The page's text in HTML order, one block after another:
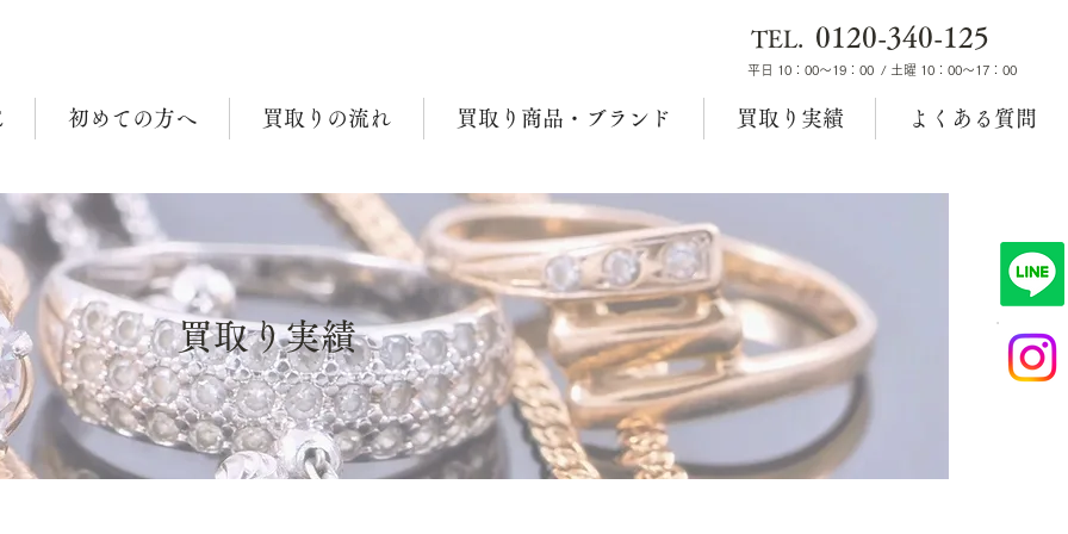
TEL. 0120-340-125
平日 10：00～19：00 / 土曜 10：00～17：00
初めての方へ 買取りの流れ 買取り商品・ブランド 買取り実績 よくある質問
買取り実績